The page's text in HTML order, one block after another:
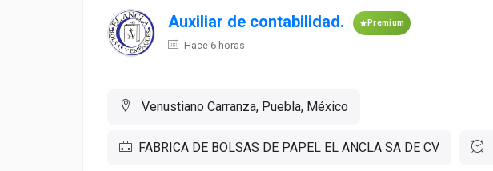
Auxiliar de contabilidad. Premium
Hace 6 horas
Venustiano Carranza, Puebla, México
FABRICA DE BOLSAS DE PAPEL EL ANCLA SA DE CV